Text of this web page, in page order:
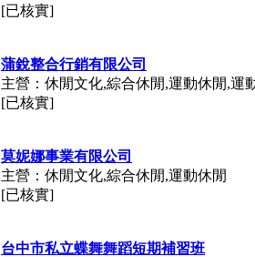
[已核實]
蒲銳整合行銷有限公司
主營：休閒文化,綜合休閒,運動休閒,運
[已核實]
莫妮娜事業有限公司
主營：休閒文化,綜合休閒,運動休閒
[已核實]
台中市私立蝶舞舞蹈短期補習班